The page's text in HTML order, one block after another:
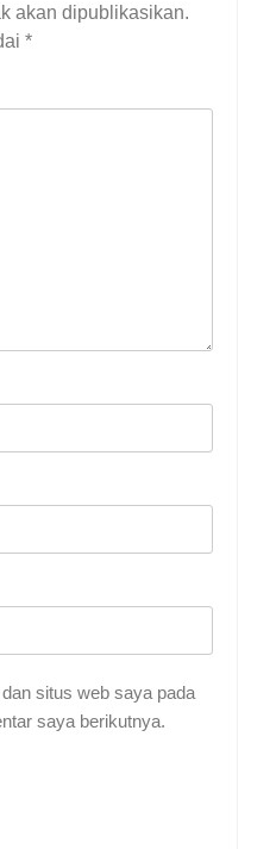
akan dipublikasikan.
*
situs web saya pada
saya berikutnya.